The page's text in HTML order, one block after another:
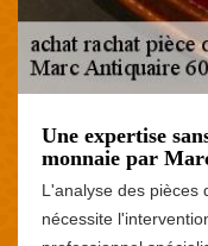
Une expertise
monnaie par
L'analyse des pièces
nécessite